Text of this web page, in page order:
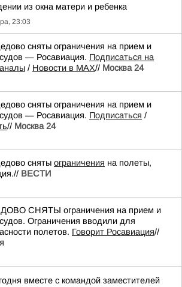
из окна матери и ребенка
23:03
сняты ограничения на прием и
— Росавиация. Подписаться на
/ Новости в MAX// Москва 24
сняты ограничения на прием и
— Росавиация. Подписаться /
// Москва 24
сняты ограничения на полеты,
ВЕСТИ
СНЯТЫ ограничения на прием и
Ограничения вводили для
полетов. Говорит Росавиация//
вместе с командой заместителей